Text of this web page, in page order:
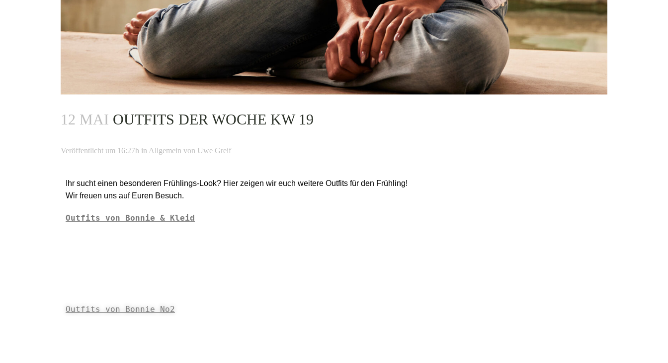
12 MAI OUTFITS DER WOCHE KW 19
Veröffentlicht um 16:27h in Allgemein von Uwe Greif
Ihr sucht einen besonderen Frühlings-Look? Hier zeigen wir euch weitere Outfits für den Frühling!
Wir freuen uns auf Euren Besuch.
Outfits von Bonnie & Kleid
Outfits von Bonnie No2